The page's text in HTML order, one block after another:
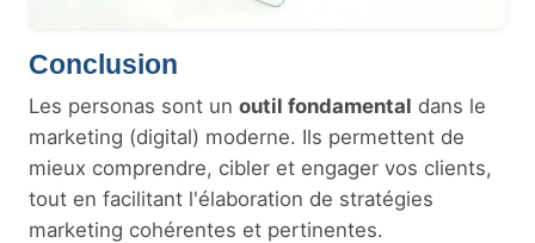
Conclusion
Les personas sont un outil fondamental dans le
marketing (digital) moderne. Ils permettent de
mieux comprendre, cibler et engager vos clients,
tout en facilitant l'élaboration de stratégies
marketing cohérentes et pertinentes.